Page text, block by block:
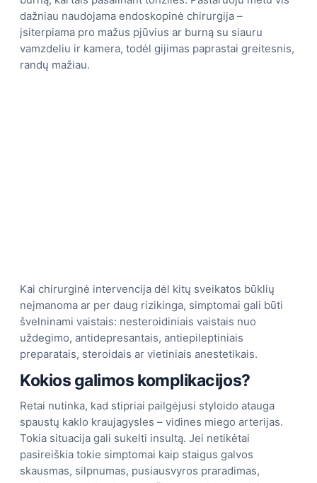
dažniau naudojama endoskopinė chirurgija –
įsiterpiama pro mažus pjūvius ar burną su siauru
vamzdeliu ir kamera, todėl gijimas paprastai greitesnis,
randų mažiau.
Kai chirurginė intervencija dėl kitų sveikatos būklių
neįmanoma ar per daug rizikinga, simptomai gali būti
švelninami vaistais: nesteroidiniais vaistais nuo
uždegimo, antidepresantais, antiepileptiniais
preparatais, steroidais ar vietiniais anestetikais.
Kokios galimos komplikacijos?
Retai nutinka, kad stipriai pailgėjusi styloido atauga
spaustų kaklo kraujagysles – vidines miego arterijas.
Tokia situacija gali sukelti insultą. Jei netikėtai
pasireiškia tokie simptomai kaip staigus galvos
skausmas, silpnumas, pusiausvyros praradimas,